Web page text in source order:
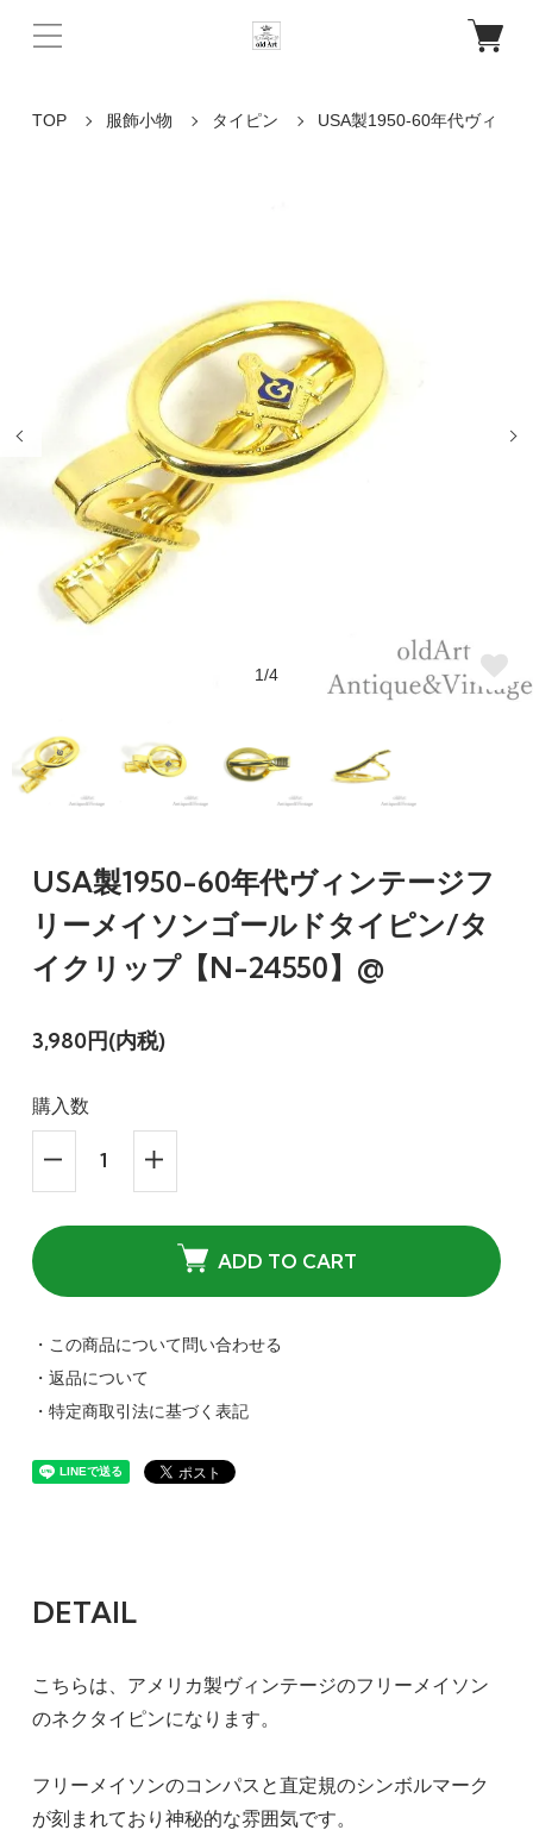
TOP 服飾小物 タイピン USA製1950-60年代ヴィ
1/4
USA製1950-60年代ヴィンテージフ
リーメイソンゴールドタイピン/タ
イクリップ【N-24550】@
3,980円(内税)
購入数
ADD TO CART
・この商品について問い合わせる
・返品について
・特定商取引法に基づく表記
DETAIL
こちらは、アメリカ製ヴィンテージのフリーメイソン
のネクタイピンになります。
フリーメイソンのコンパスと直定規のシンボルマーク
が刻まれており神秘的な雰囲気です。